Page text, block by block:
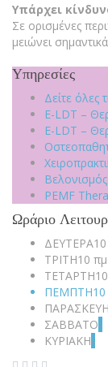
Υπάρχει
Σε ορισμένες
μειώνει
Υπηρεσίες
Δείτε όλες
E-LDT –
E-LDT –
Βελονισμός
PEMF
Ωράριο
ΔΕΥΤΕΡΑ
ΤΡΙΤΗ10
ΤΕΤΑΡΤΗ
ΠΕΜΠΤΗ
ΠΑΡΑΣΚΕΥΗ
ΣΑΒΒΑΤΟ-
ΚΥΡΙΑΚΗ-